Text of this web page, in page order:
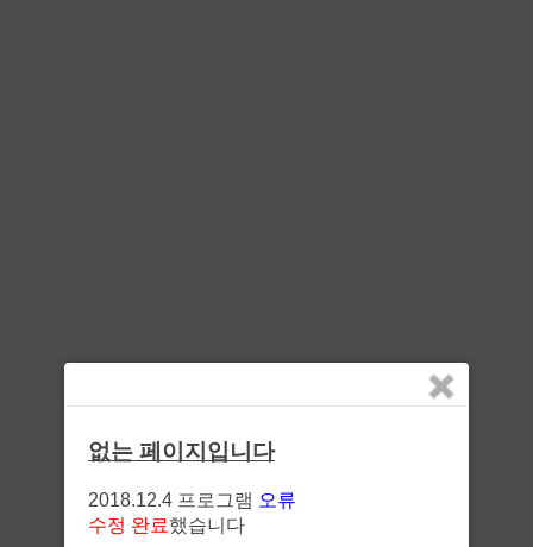
없는 페이지입니다
2018.12.4 프로그램 오류
수정 완료했습니다